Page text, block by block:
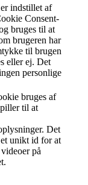
indstillet af
Consent-
bruges til at
brugeren har
til brugen
eller ej. Det
personlige
bruges af
til at
Det
unikt id for at
på